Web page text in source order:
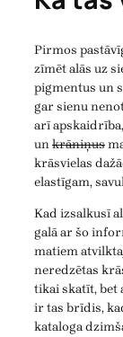
Pirmos
zīmēt alās uz
pigmentus un
gar sienu
arī
unkrāniņus
krāsvielas
elastīgam,
Kad izsalkusī
galā ar šo
matiem
neredzētas
tikai skatīt, bet
ir tas brīdis,
kataloga